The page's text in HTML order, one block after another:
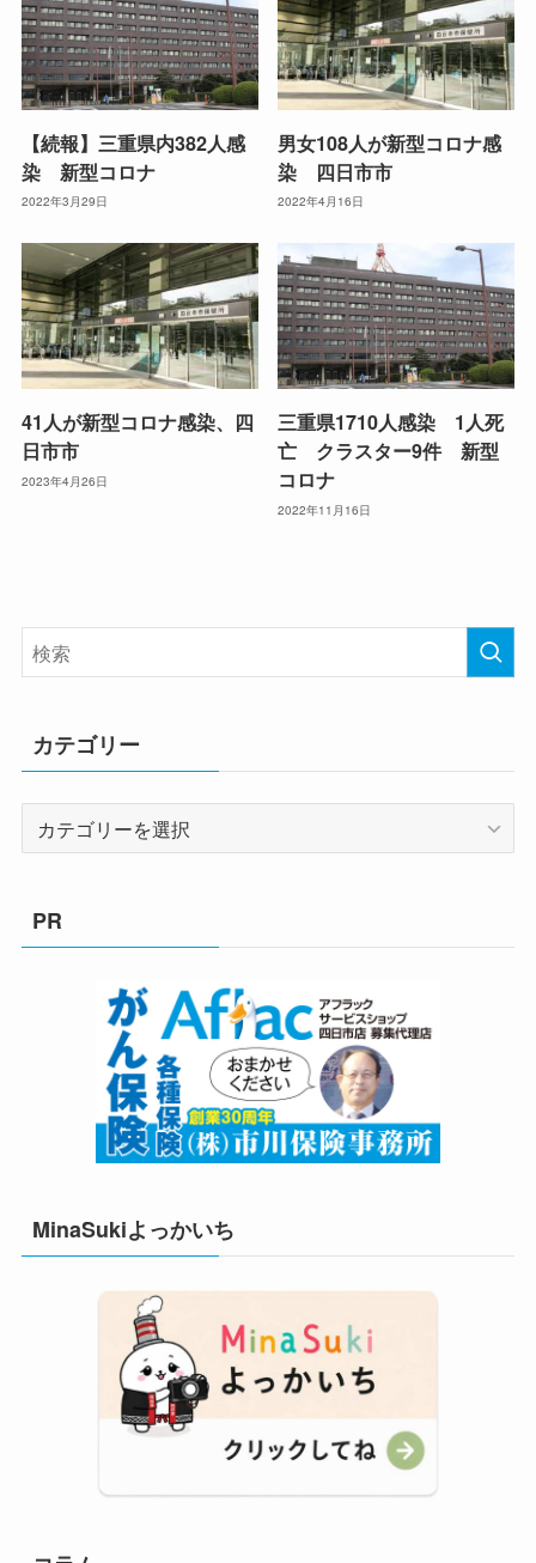
【続報】三重県内382人感
染 新型コロナ
2022年3月29日
男女108人が新型コロナ感
染 四日市市
2022年4月16日
41人が新型コロナ感染、四
日市市
2023年4月26日
三重県1710人感染 1人死
亡 クラスター9件 新型
コロナ
2022年11月16日
カテゴリー
テ
リ
ー
PR
MinaSukiよっかいち